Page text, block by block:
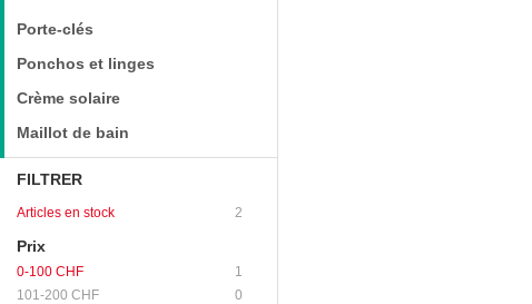
Porte-clés
Ponchos et linges
Crème solaire
Maillot de bain
FILTRER
Articles en stock 2
Prix
0-100 CHF
1
101-200 CHF
0